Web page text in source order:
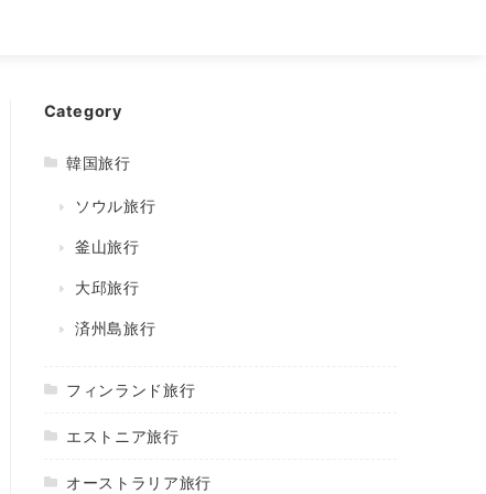
Category
韓国旅行
ソウル旅行
釜山旅行
大邱旅行
済州島旅行
フィンランド旅行
エストニア旅行
オーストラリア旅行